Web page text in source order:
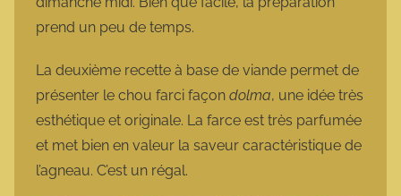
prend un peu de temps.
La deuxième recette à base de viande permet de
présenter le chou farci façon dolma, une idée très
esthétique et originale. La farce est très parfumée
et met bien en valeur la saveur caractéristique de
l’agneau. C’est un régal.